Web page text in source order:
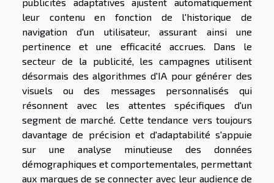
leur contenu en fonction de l'historique de
navigation d'un utilisateur, assurant ainsi une
pertinence et une efficacité accrues. Dans le
secteur de la publicité, les campagnes utilisent
désormais des algorithmes d'IA pour générer des
visuels ou des messages personnalisés qui
résonnent avec les attentes spécifiques d'un
segment de marché. Cette tendance vers toujours
davantage de précision et d'adaptabilité s'appuie
sur une analyse minutieuse des données
démographiques et comportementales, permettant
aux marques de se connecter avec leur audience de